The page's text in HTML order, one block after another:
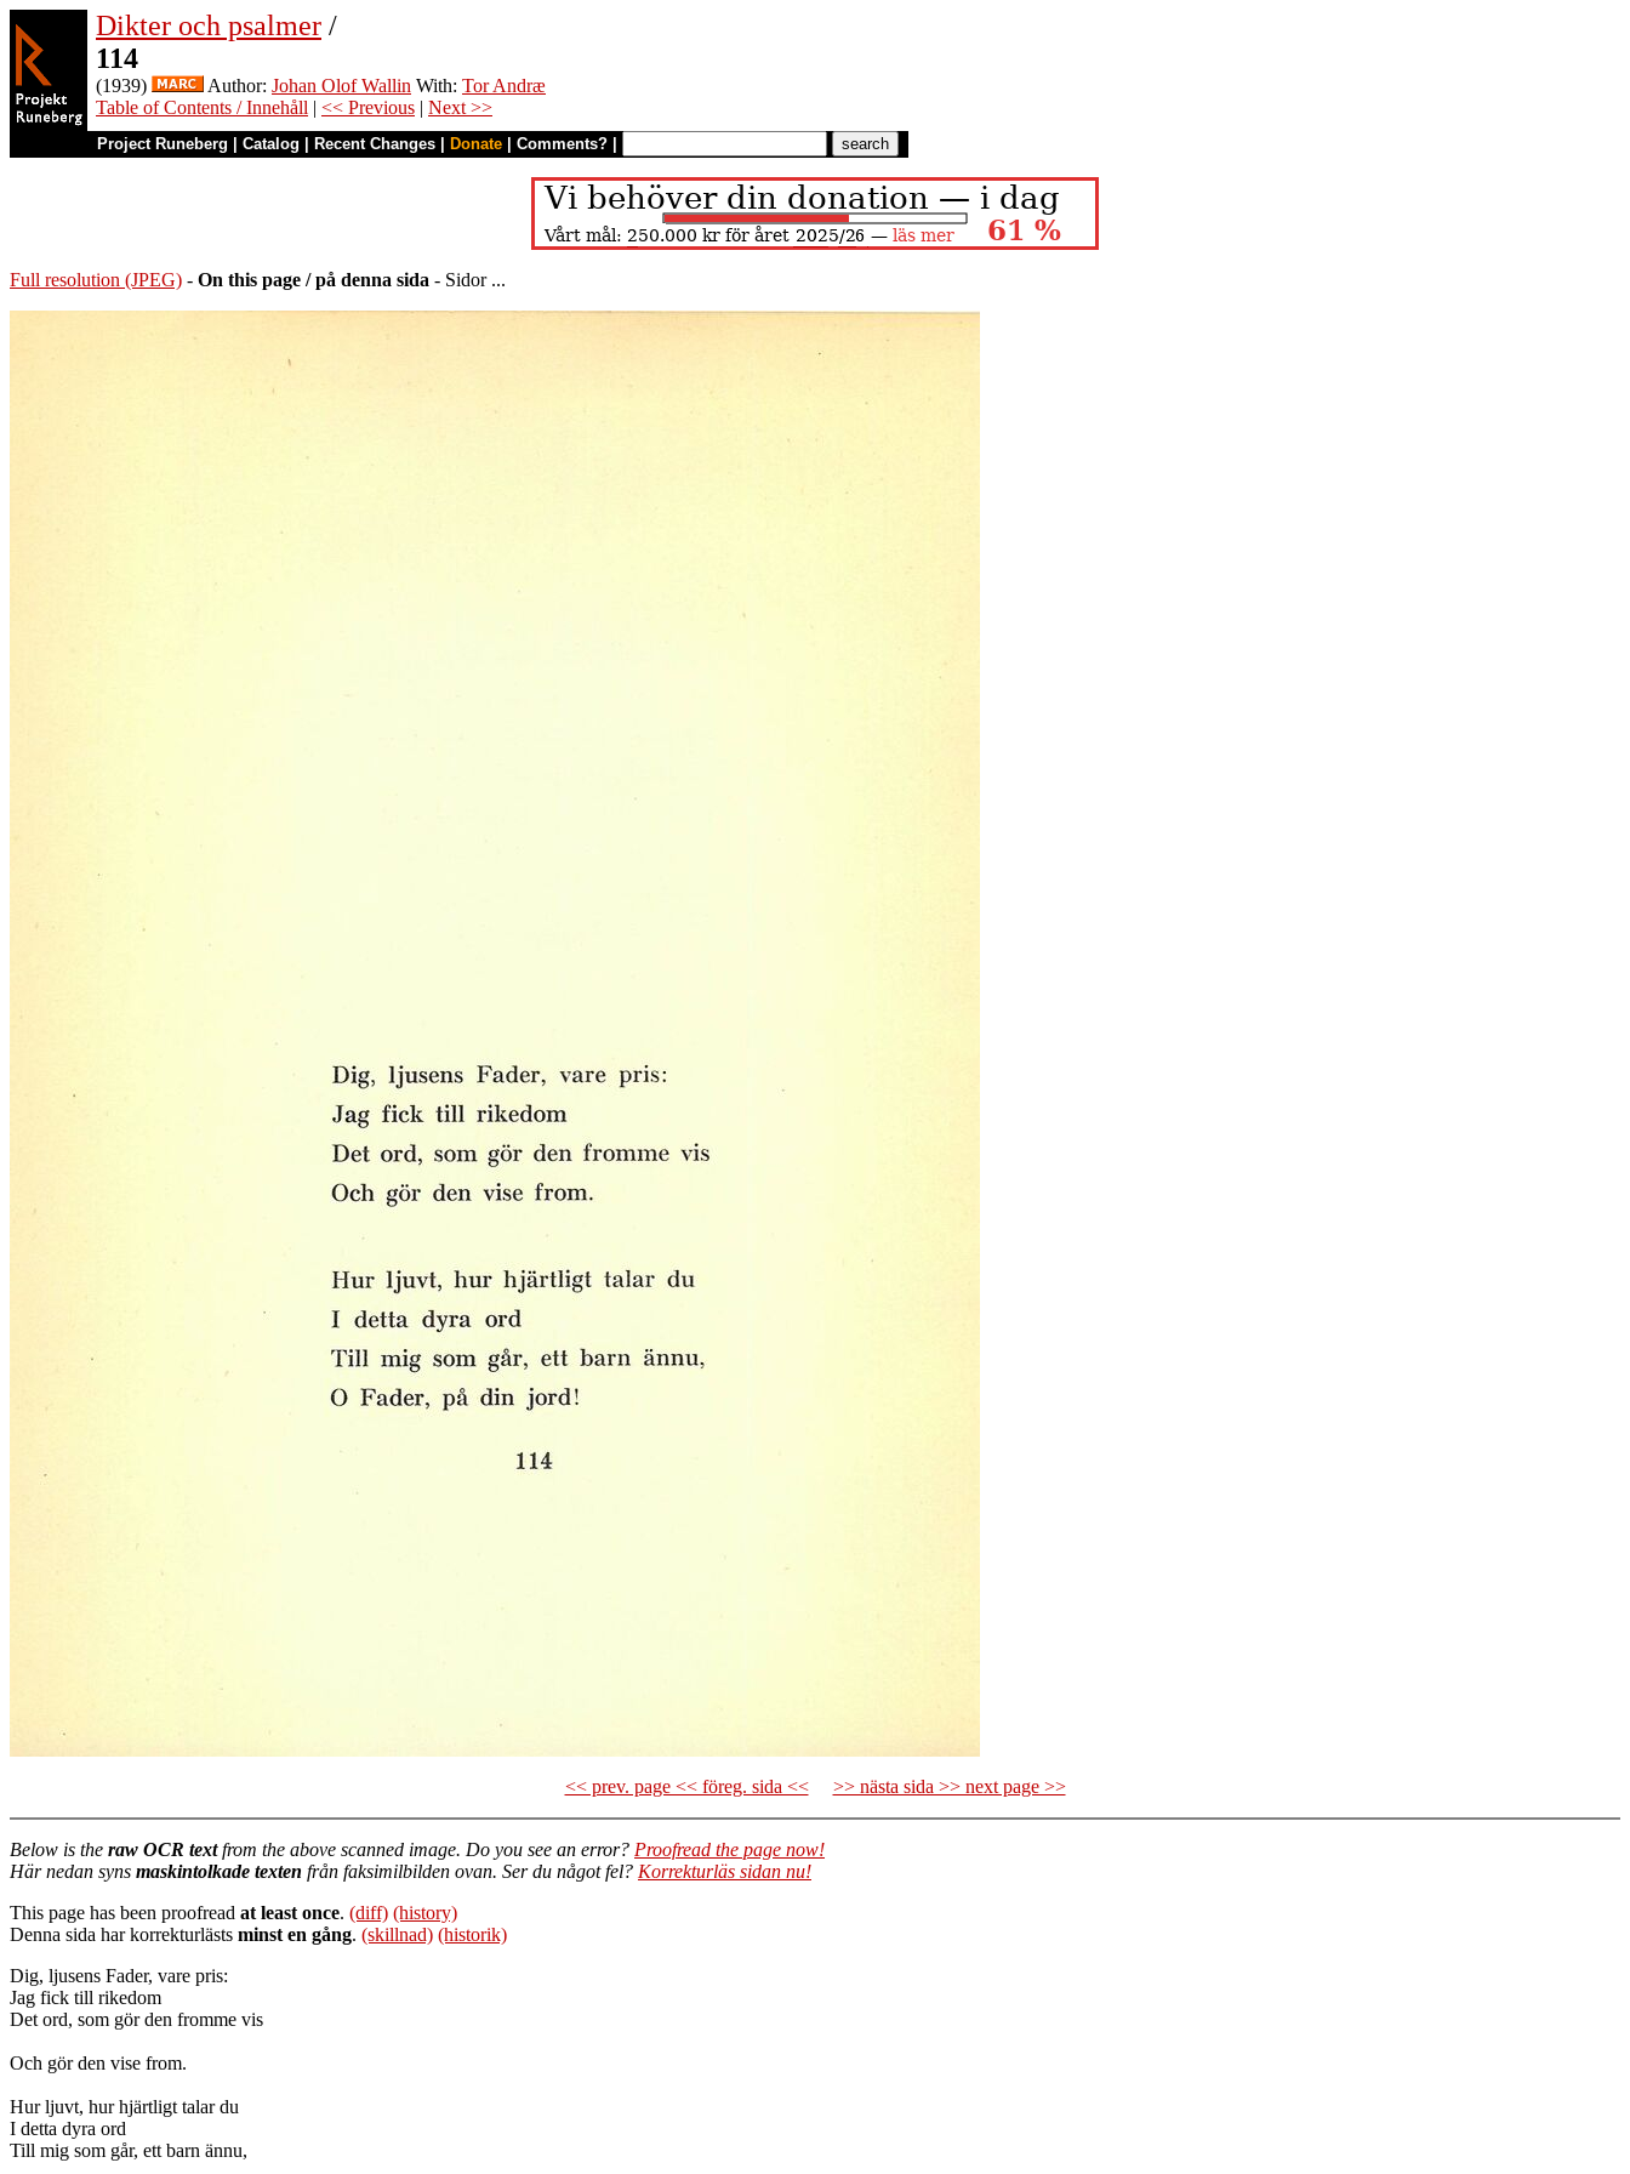
Dikter och psalmer /
114
(1939) Author: Johan Olof Wallin With: Tor Andræ
Table of Contents / Innehåll | << Previous | Next >>
Project Runeberg Catalog Recent Changes Donate Comments?
Full resolution (JPEG) - On this page / på denna sida - Sidor ...
<< prev. page << föreg. sida << >> nästa sida >> next page >>
Below is the raw OCR textfrom the above scanned image. Do you see an error? Proofread the page now!
Här nedan syns maskintolkade texten från faksimilbilden ovan. Ser du något fel? Korrekturläs sidan nu!
This page has been proofread at least once. (diff) (history)
Denna sida har korrekturlästs minst en gång. (skillnad) (historik)
Dig, ljusens Fader, vare pris:
Jag fick till rikedom
Det ord, som gör den fromme vis
Och gör den vise from.
Hur ljuvt, hur hjärtligt talar du
I detta dyra ord
Till mig som går, ett barn ännu,